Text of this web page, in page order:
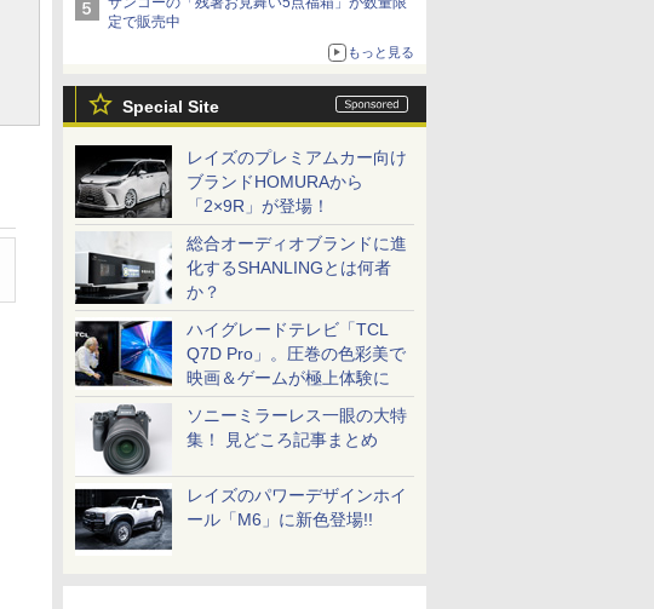
定で販売中
もっと見る
Special Site
レイズのプレミアムカー向け
ブランドHOMURAから
「2×9R」が登場！
総合オーディオブランドに進
化するSHANLINGとは何者
か？
ハイグレードテレビ「TCL
Q7D Pro」。圧巻の色彩美で
映画＆ゲームが極上体験に
ソニーミラーレス一眼の大特
集！ 見どころ記事まとめ
レイズのパワーデザインホイ
ール「M6」に新色登場!!